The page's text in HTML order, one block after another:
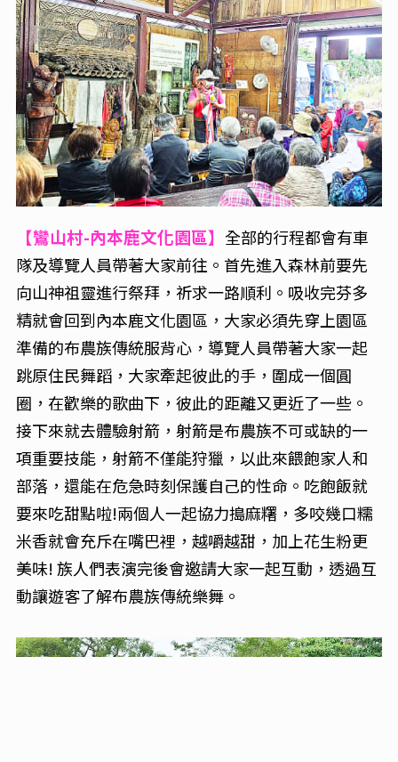
【鸞山村-內本鹿文化園區】 全部的行程都會有車
隊及導覽人員帶著大家前往。首先進入森林前要先
向山神祖靈進行祭拜，祈求一路順利。吸收完芬多
精就會回到內本鹿文化園區，大家必須先穿上園區
準備的布農族傳統服背心，導覽人員帶著大家一起
跳原住民舞蹈，大家牽起彼此的手，圍成一個圓
圈，在歡樂的歌曲下，彼此的距離又更近了一些。
接下來就去體驗射箭，射箭是布農族不可或缺的一
項重要技能，射箭不僅能狩獵，以此來餵飽家人和
部落，還能在危急時刻保護自己的性命。吃飽飯就
要來吃甜點啦!兩個人一起協力搗麻糬，多咬幾口糯
米香就會充斥在嘴巴裡，越嚼越甜，加上花生粉更
美味! 族人們表演完後會邀請大家一起互動，透過互
動讓遊客了解布農族傳統樂舞。